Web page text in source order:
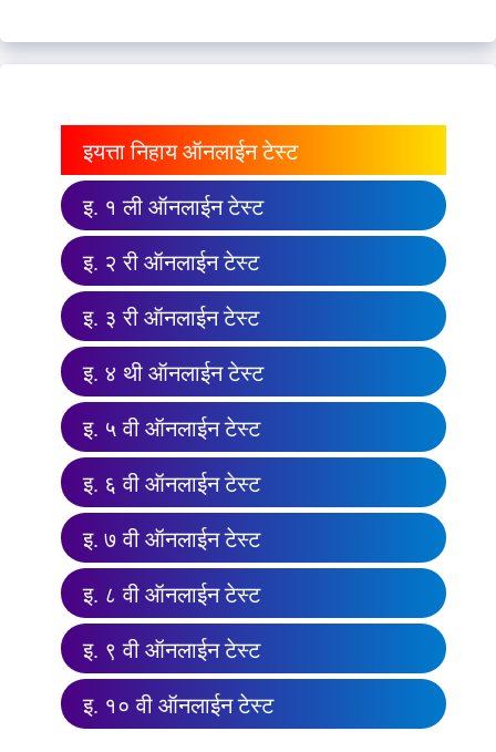
इयत्ता निहाय ऑनलाईन टेस्ट
इ. १ ली ऑनलाईन टेस्ट
इ. २ री ऑनलाईन टेस्ट
इ. ३ री ऑनलाईन टेस्ट
इ. ४ थी ऑनलाईन टेस्ट
इ. ५ वी ऑनलाईन टेस्ट
इ. ६ वी ऑनलाईन टेस्ट
इ. ७ वी ऑनलाईन टेस्ट
इ. ८ वी ऑनलाईन टेस्ट
इ. ९ वी ऑनलाईन टेस्ट
इ. १० वी ऑनलाईन टेस्ट